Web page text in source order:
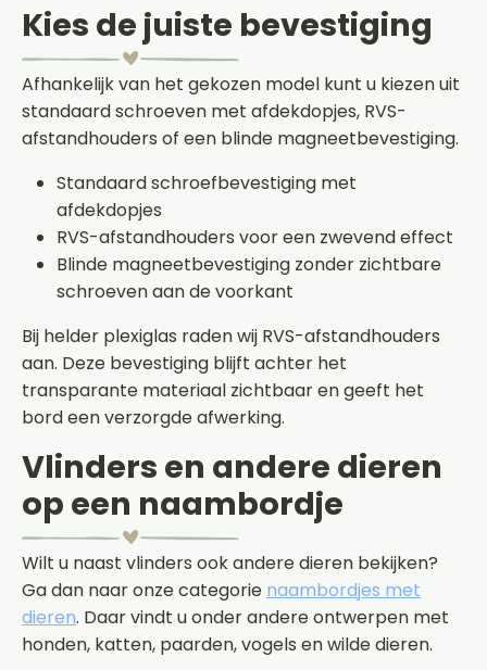
Kies de juiste bevestiging
Afhankelijk van het gekozen model kunt u kiezen uit
standaard schroeven met afdekdopjes, RVS-
afstandhouders of een blinde magneetbevestiging.
Standaard schroefbevestiging met
afdekdopjes
RVS-afstandhouders voor een zwevend effect
Blinde magneetbevestiging zonder zichtbare
schroeven aan de voorkant
Bij helder plexiglas raden wij RVS-afstandhouders
aan. Deze bevestiging blijft achter het
transparante materiaal zichtbaar en geeft het
bord een verzorgde afwerking.
Vlinders en andere dieren
op een naambordje
Wilt u naast vlinders ook andere dieren bekijken?
Ga dan naar onze categorie naambordjes met
dieren. Daar vindt u onder andere ontwerpen met
honden, katten, paarden, vogels en wilde dieren.